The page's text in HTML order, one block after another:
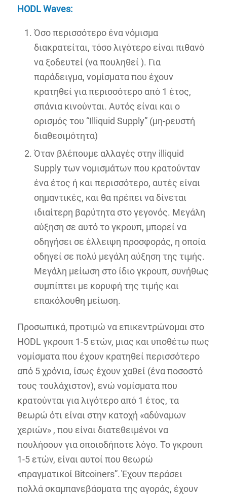
HODLWaves:
Όσο περισσότερο ένα νόμισμα
διακρατείται, τόσο λιγότερο είναι πιθανό
να ξοδευτεί (να πουληθεί ). Για
παράδειγμα, νομίσματα που έχουν
κρατηθεί για περισσότερο από 1 έτος,
σπάνια κινούνται. Αυτός είναι και ο
ορισμός του “Illiquid Supply” (μη-ρευστή
διαθεσιμότητα)
Όταν βλέπουμε αλλαγές στην illiquid
Supply των νομισμάτων που κρατούνταν
ένα έτος ή και περισσότερο, αυτές είναι
σημαντικές, και θα πρέπει να δίνεται
ιδιαίτερη βαρύτητα στο γεγονός. Μεγάλη
αύξηση σε αυτό το γκρουπ, μπορεί να
οδηγήσει σε έλλειψη προσφοράς, η οποία
οδηγεί σε πολύ μεγάλη αύξηση της τιμής.
Μεγάλη μείωση στο ίδιο γκρουπ, συνήθως
συμπίπτει με κορυφή της τιμής και
επακόλουθη μείωση.
Προσωπικά, προτιμώ να επικεντρώνομαι στο
HODL γκρουπ 1-5 ετών, μιας και υποθέτω πως
νομίσματα που έχουν κρατηθεί περισσότερο
από 5 χρόνια, ίσως έχουν χαθεί (ένα ποσοστό
τους τουλάχιστον), ενώ νομίσματα που
κρατούνται για λιγότερο από 1 έτος, τα
θεωρώ ότι είναι στην κατοχή «αδύναμων
χεριών» , που είναι διατεθειμένοι να
πουλήσουν για οποιοδήποτε λόγο. Το γκρουπ
1-5 ετών, είναι αυτοί που θεωρώ
«πραγματικοί Bitcoiners”. Έχουν περάσει
πολλά σκαμπανεβάσματα της αγοράς, έχουν